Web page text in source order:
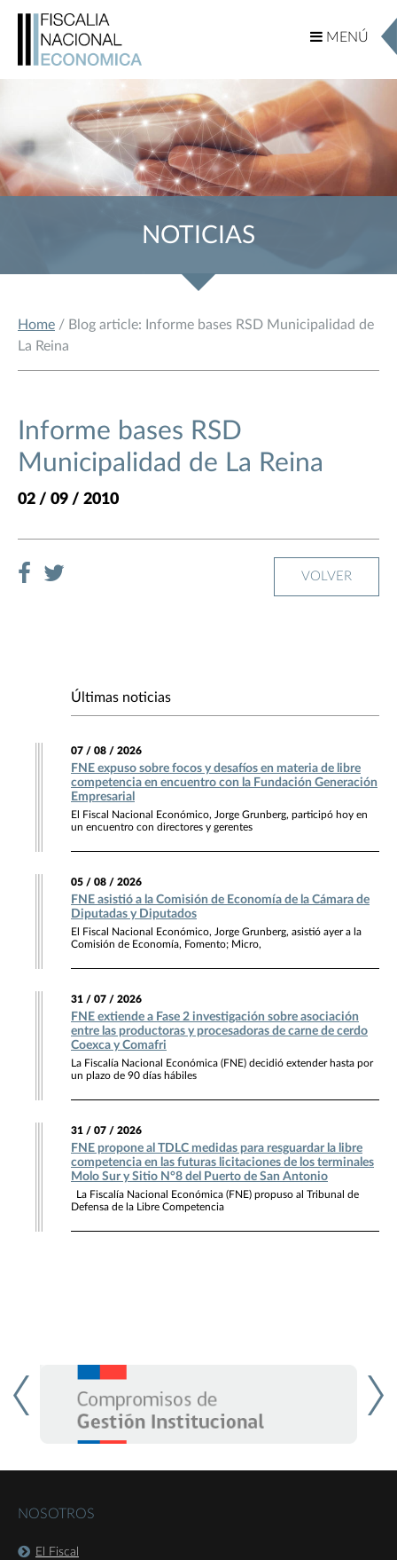
MENÚ
MENÚ
NOTICIAS
Home / Blog article: Informe bases RSD Municipalidad de
La Reina
Informe bases RSD
Municipalidad de La Reina
02 / 09 / 2010
VOLVER
Últimas noticias
07 / 08 / 2026
FNE expuso sobre focos y desafíos en materia de libre
competencia en encuentro con la Fundación Generación
Empresarial
El Fiscal Nacional Económico, Jorge Grunberg, participó hoy en
un encuentro con directores y gerentes
05 / 08 / 2026
FNE asistió a la Comisión de Economía de la Cámara de
Diputadas y Diputados
El Fiscal Nacional Económico, Jorge Grunberg, asistió ayer a la
Comisión de Economía, Fomento; Micro,
31 / 07 / 2026
FNE extiende a Fase 2 investigación sobre asociación
entre las productoras y procesadoras de carne de cerdo
Coexca y Comafri
La Fiscalía Nacional Económica (FNE) decidió extender hasta por
un plazo de 90 días hábiles
31 / 07 / 2026
FNE propone al TDLC medidas para resguardar la libre
competencia en las futuras licitaciones de los terminales
Molo Sur y Sitio N°8 del Puerto de San Antonio
La Fiscalía Nacional Económica (FNE) propuso al Tribunal de
Defensa de la Libre Competencia
NOSOTROS
El Fiscal